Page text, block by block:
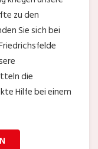
zu den
Sie sich bei
die
Hilfe bei einem